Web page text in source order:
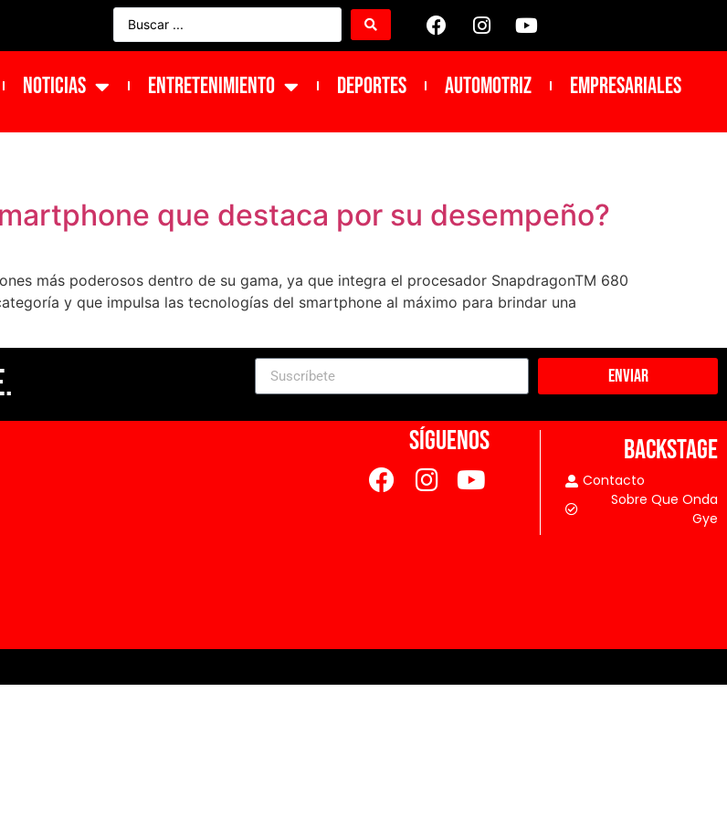
NOTICIAS ENTRETENIMIENTO DEPORTES Automotriz Empresariales
que destaca por su desempeño?
más poderosos dentro de su gama, ya que integra el procesador SnapdragonTM 680
y que impulsa las tecnologías del smartphone al máximo para brindar una
Enviar
SÍGUENOS BACKSTAGE
Contacto
Sobre Que Onda
Gye